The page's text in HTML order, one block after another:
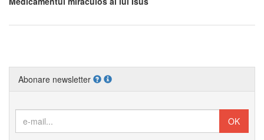
Abonare newsletter